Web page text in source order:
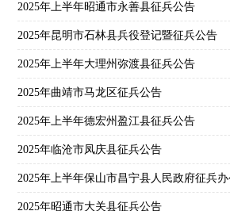
2025年上半年昭通市永善县征兵公告
2025年昆明市石林县兵役登记暨征兵公告
2025年上半年大理州弥渡县征兵公告
2025年曲靖市马龙区征兵公告
2025年上半年德宏州盈江县征兵公告
2025年临沧市凤庆县征兵公告
2025年上半年保山市昌宁县人民政府征兵
2025年昭通市大关县征兵公告